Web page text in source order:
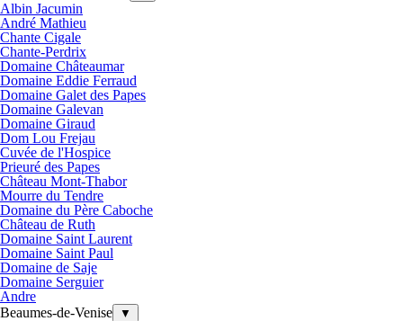
Albin Jacumin
André Mathieu
Chante Cigale
Chante-Perdrix
Domaine Châteaumar
Domaine Eddie Ferraud
Domaine Galet des Papes
Domaine Galevan
Domaine Giraud
Dom Lou Frejau
Cuvée de l'Hospice
Prieuré des Papes
Château Mont-Thabor
Mourre du Tendre
Domaine du Père Caboche
Château de Ruth
Domaine Saint Laurent
Domaine Saint Paul
Domaine de Saje
Domaine Serguier
Andre
Beaumes-de-Venise
▼